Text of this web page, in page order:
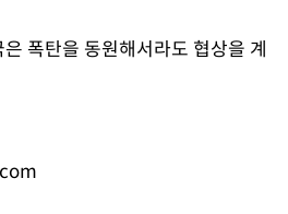
폭탄을 동원해서라도 협상을 계